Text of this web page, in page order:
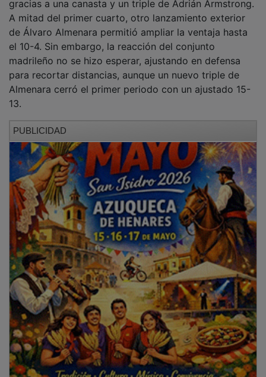
A mitad del primer cuarto, otro lanzamiento exterior
de Álvaro Almenara permitió ampliar la ventaja hasta
el 10-4. Sin embargo, la reacción del conjunto
madrileño no se hizo esperar, ajustando en defensa
para recortar distancias, aunque un nuevo triple de
Almenara cerró el primer periodo con un ajustado 15-
13.